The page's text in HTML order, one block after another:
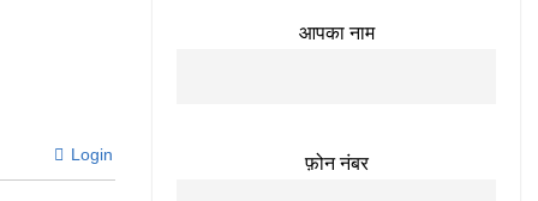
Login
आपका नाम
फ़ोन नंबर